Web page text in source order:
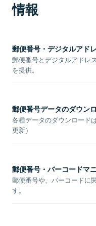
情報
郵便番号・デジタルアド
郵便番号とデジタルアドレ
を提供。
郵便番号データのダウン
各種データのダウンロード
更新）
郵便番号・バーコードマ
郵便番号や、バーコードに
す。